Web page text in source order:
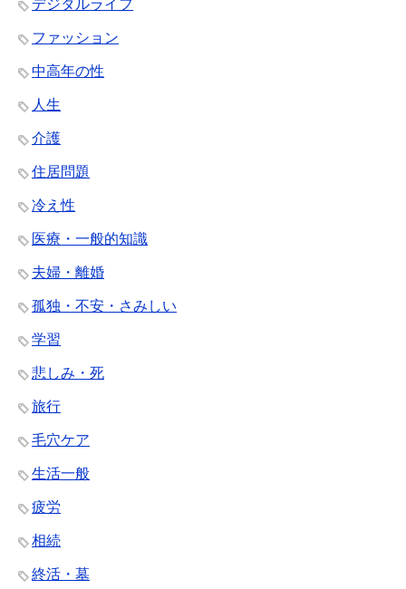
デジタルライフ
ファッション
中高年の性
人生
介護
住居問題
冷え性
医療・一般的知識
夫婦・離婚
孤独・不安・さみしい
学習
悲しみ・死
旅行
毛穴ケア
生活一般
疲労
相続
終活・墓